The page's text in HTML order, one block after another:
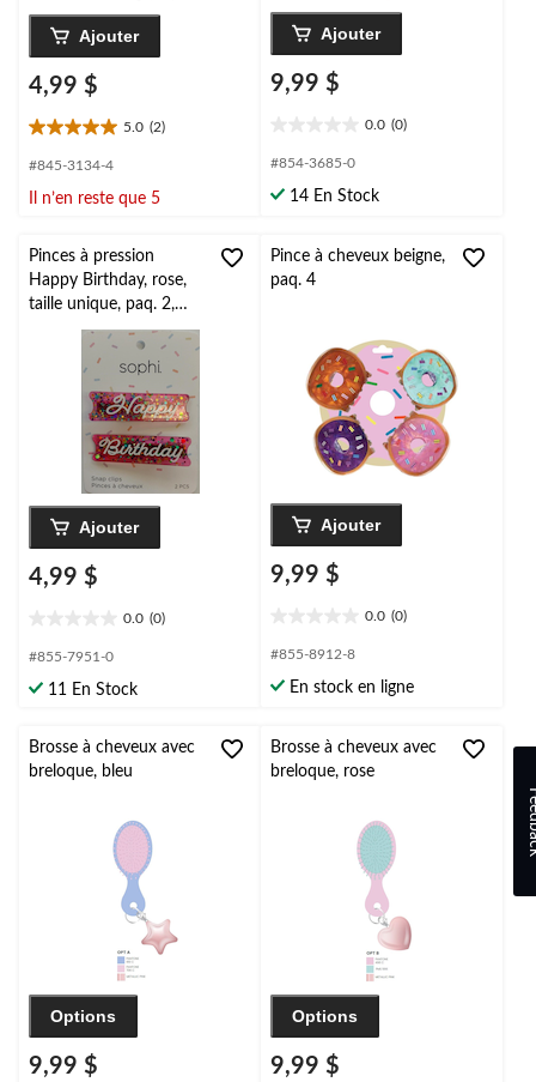
Ajouter
4,99 $
5.0 (2)
5.0
étoile(s)
5.
évaluations
#845-3134-4
Il n’en reste que 5
Ajouter
9,99 $
0.0 (0)
étoile(s)
5.
#854-3685-0
14 En Stock
Pinces à pression
Happy Birthday, rose,
taille unique, paq. 2,
accessoires pour
cheveux à porter pour
anniversaire
Ajouter
4,99 $
0.0 (0)
étoile(s)
5.
#855-7951-0
11 En Stock
Pince à cheveux beigne,
paq. 4
Ajouter
9,99 $
0.0 (0)
étoile(s)
5.
#855-8912-8
En stock en ligne
Brosse à cheveux avec
breloque, bleu
Options
9,99 $
Brosse à cheveux avec
breloque, rose
Options
9,99 $